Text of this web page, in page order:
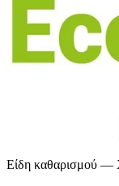
Είδη καθαρισμού —